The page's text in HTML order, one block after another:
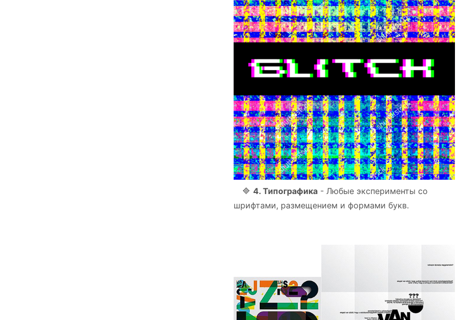
⠀ 🔷 4. Типографика - Любые эксперименты со
шрифтами, размещением и формами букв.